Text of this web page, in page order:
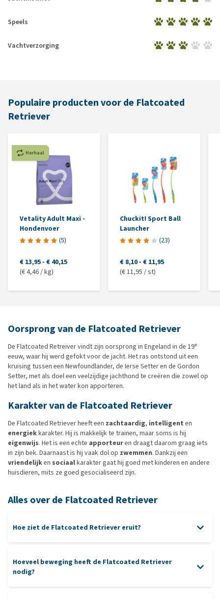
Speels
Vachtverzorging
Populaire producten voor de Flatcoated
Retriever
Herhaal
Vetality Adult Maxi -
Hondenvoer
(5)
€ 13,95 - € 40,15
(€ 4,46 / kg)
Chuckit! Sport Ball
Launcher
(23)
€ 8,10 - € 11,95
(€ 11,95 / st)
Oorsprong van de Flatcoated Retriever
De Flatcoated Retreiver vindt zijn oorsprong in Engeland in de 19e
eeuw, waar hij werd gefokt voor de jacht. Het ras ontstond uit een
kruising tussen een Newfoundlander, de Ierse Setter en de Gordon
Setter, met als doel een veelzijdige jachthond te creëren die zowel op
het land als in het water kon apporteren.
Karakter van de Flatcoated Retriever
De Flatcoated Retriever heeft een zachtaardig, intelligent en
energiekkarakter. Hij is makkelijk te trainen, maar soms is hij
eigenwijs. Het is een echte apporteuren draagt daarom graag iets
in zijn bek. Daarnaast is hij vaak dol op zwemmen. Dankzij een
vriendelijken sociaalkarakter gaat hij goed met kinderen en andere
huisdieren, mits ze goed gesocialiseerd zijn.
Alles over de Flatcoated Retriever
Hoe ziet de Flatcoated Retriever eruit?
Hoeveel beweging heeft de Flatcoated Retriever
nodig?